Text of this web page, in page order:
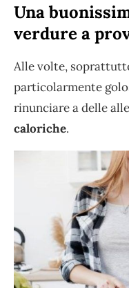
Una
verdure a
Alle volte,
particolarmente
rinunciare a delle
caloriche.